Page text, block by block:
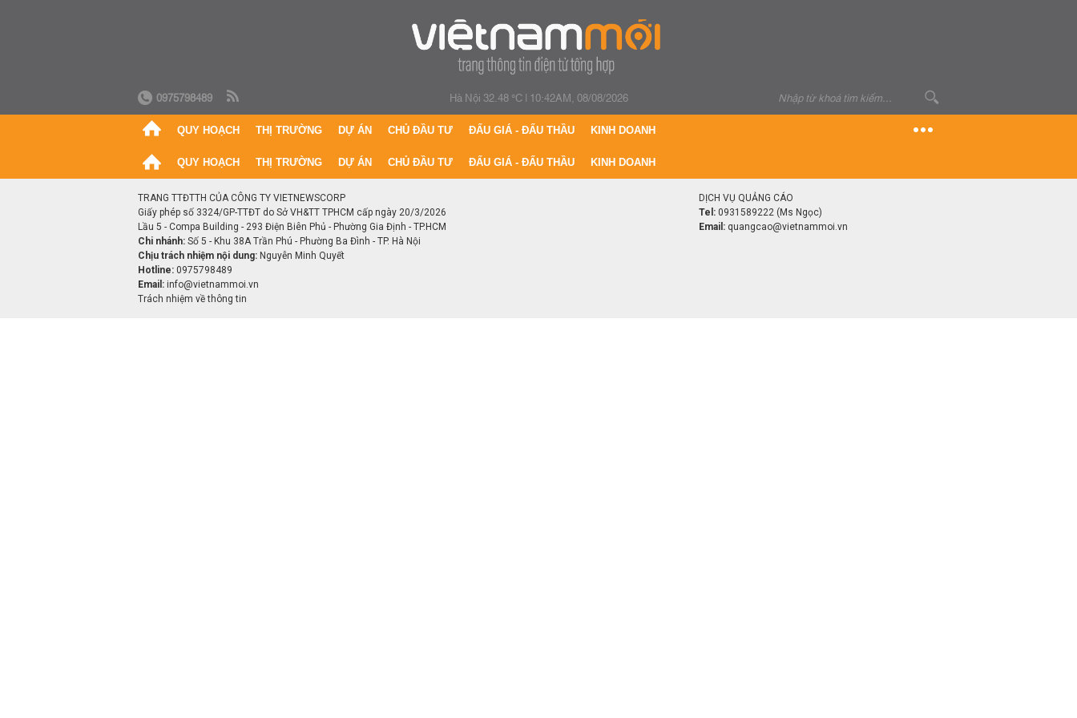
0975798489 Hà Nội 32.48 °C| 10:42AM, 08/08/2026
QUY HOẠCH THỊ TRƯỜNG DỰ ÁN CHỦ ĐẦU TƯ ĐẤU GIÁ - ĐẤU THẦU KINH DOANH
QUY HOẠCH THỊ TRƯỜNG DỰ ÁN CHỦ ĐẦU TƯ ĐẤU GIÁ - ĐẤU THẦU KINH DOANH
TRANG TTĐTTH CỦA CÔNG TY VIETNEWSCORP
Giấy phép số 3324/GP-TTĐT do Sở VH&TT TPHCM cấp ngày 20/3/2026
Lầu 5 - Compa Building - 293 Điện Biên Phủ - Phường Gia Định - TP.HCM
Chi nhánh: Số 5 - Khu 38A Trần Phú - Phường Ba Đình - TP. Hà Nội
Chịu trách nhiệm nội dung: Nguyễn Minh Quyết
Hotline: 0975798489
Email: info@vietnammoi.vn
Trách nhiệm về thông tin
DỊCH VỤ QUẢNG CÁO
Tel: 0931589222 (Ms Ngọc)
Email: quangcao@vietnammoi.vn